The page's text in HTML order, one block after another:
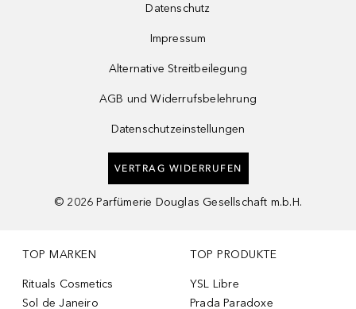
Datenschutz
Impressum
Alternative Streitbeilegung
AGB und Widerrufsbelehrung
Datenschutzeinstellungen
VERTRAG WIDERRUFEN
© 2026 Parfümerie Douglas Gesellschaft m.b.H.
TOP MARKEN
Rituals Cosmetics
Sol de Janeiro
TOP PRODUKTE
YSL Libre
Prada Paradoxe